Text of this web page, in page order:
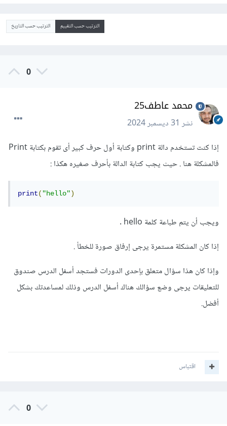
الترتيب حسب التقييم الترتيب حسب التاريخ
0
محمد عاطف25
نشر31 ديسمبر 2024
إذا كنت تستخدم دالة print وكتابة أول حرف كبير أى تقوم بكتابة Print
فالمشكلة هنا . حيث يجب كتابة الدالة بأحرف صغيره هكذا
print("hello")
ويجب أن يتم طباعة كلمة hello .
إذا كان المشكلة مستمرة يرجى إرفاق صورة للخطأ .
وإذا كان هذا سؤال متعلق بإحدى الدورات فستجد أسفل الدرس صندوق
للتعليقات يرجى وضع سؤالك هناك أسفل الدرس وذلك لمساعدتك بشكل
أفضل.
اقتباس
0